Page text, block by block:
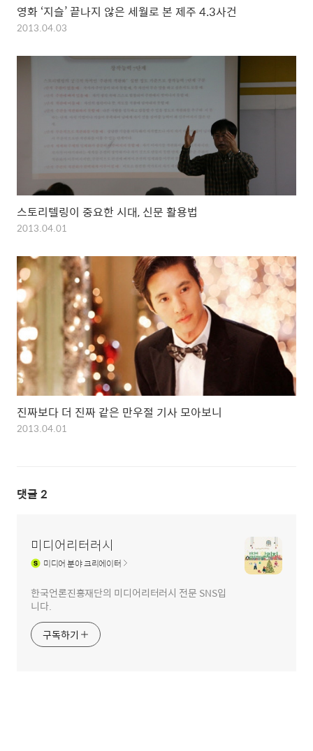
영화 ‘지슬’ 끝나지 않은 세월로 본 제주 4.3사건
2013.04.03
스토리텔링이 중요한 시대, 신문 활용법
2013.04.01
진짜보다 더 진짜 같은 만우절 기사 모아보니
2013.04.01
댓글 2
미디어리터러시
미디어분야 크리에이터
한국언론진흥재단의 미디어리터러시 전문 SNS입
니다.
구독하기